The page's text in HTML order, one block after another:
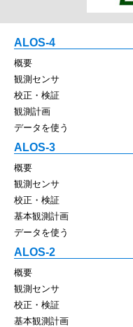
ALOS-4
概要
観測センサ
校正・検証
観測計画
データを使う
ALOS-3
概要
観測センサ
校正・検証
基本観測計画
データを使う
ALOS-2
概要
観測センサ
校正・検証
基本観測計画